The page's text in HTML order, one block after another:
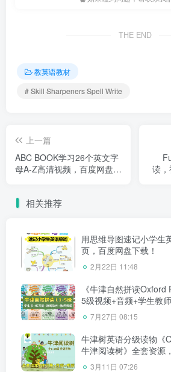
THE END
教英语教材
# Skill Sharpeners Spell Write
上一篇
ABC BOOK学习26个英文字
母A-Z高清视频，百度网盘下
读
相关推荐
用思维导图速记小学生
页，百度网盘下载！
2月22日 11:48
《牛津自然拼读
5级视频+音频+学生教
件+白板课件，百度网盘
7月27日 08:15
牛津树英语分级读物《
牛津阅读树》全套资源
册+音频+精讲视频，百
3月11日 07:26